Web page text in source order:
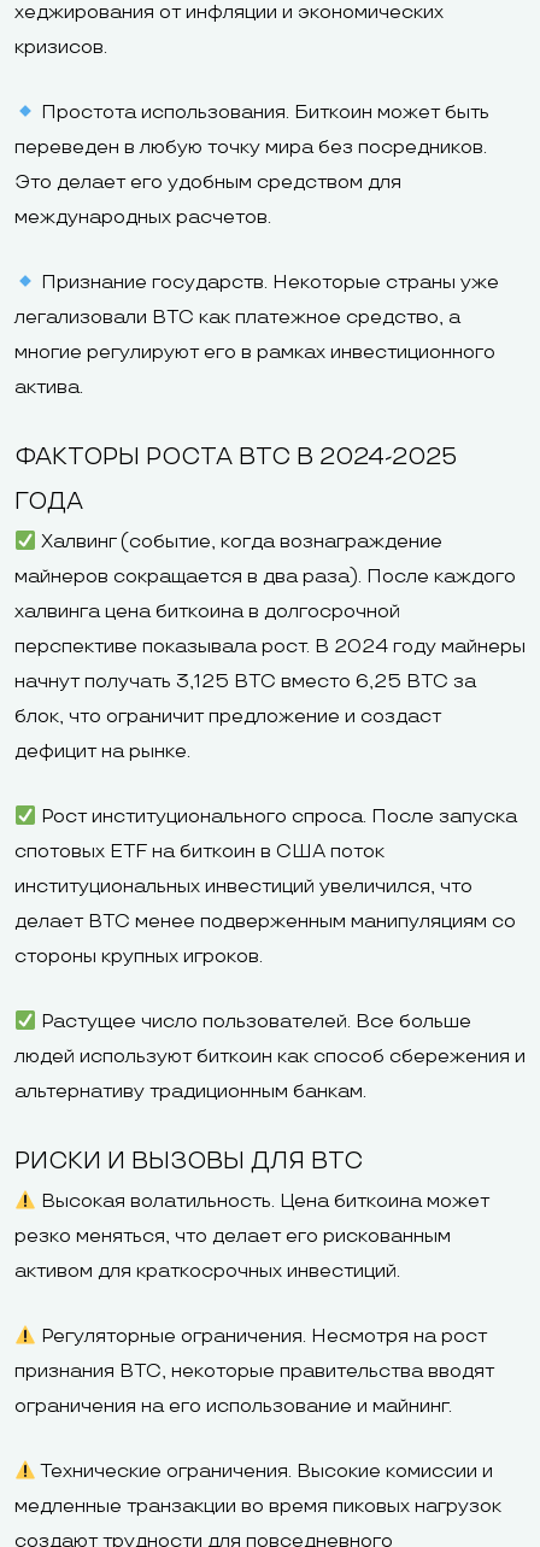
хеджирования от инфляции и экономических
кризисов.
Простота использования. Биткоин может быть
переведен в любую точку мира без посредников.
Это делает его удобным средством для
международных расчетов.
Признание государств. Некоторые страны уже
легализовали BTC как платежное средство, а
многие регулируют его в рамках инвестиционного
актива.
ФАКТОРЫ РОСТА BTC В 2024-2025
ГОДА
Халвинг (событие, когда вознаграждение
майнеров сокращается в два раза). После каждого
халвинга цена биткоина в долгосрочной
перспективе показывала рост. В 2024 году майнеры
начнут получать 3,125 BTC вместо 6,25 BTC за
блок, что ограничит предложение и создаст
дефицит на рынке.
Рост институционального спроса. После запуска
спотовых ETF на биткоин в США поток
институциональных инвестиций увеличился, что
делает BTC менее подверженным манипуляциям со
стороны крупных игроков.
Растущее число пользователей. Все больше
людей используют биткоин как способ сбережения и
альтернативу традиционным банкам.
РИСКИ И ВЫЗОВЫ ДЛЯ BTC
Высокая волатильность. Цена биткоина может
резко меняться, что делает его рискованным
активом для краткосрочных инвестиций.
Регуляторные ограничения. Несмотря на рост
признания BTC, некоторые правительства вводят
ограничения на его использование и майнинг.
Технические ограничения. Высокие комиссии и
медленные транзакции во время пиковых нагрузок
создают трудности для повседневного